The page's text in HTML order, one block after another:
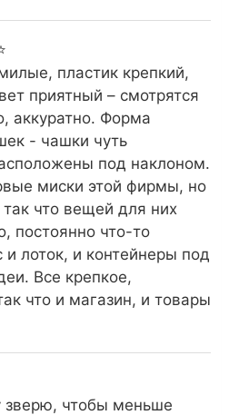
пластик крепкий,
приятный – смотрятся
аккуратно. Форма
- чашки чуть
под наклоном.
миски этой фирмы, но
что вещей для них
постоянно что-то
лоток, и контейнеры под
Все крепкое,
что и магазин, и товары
зверю, чтобы меньше